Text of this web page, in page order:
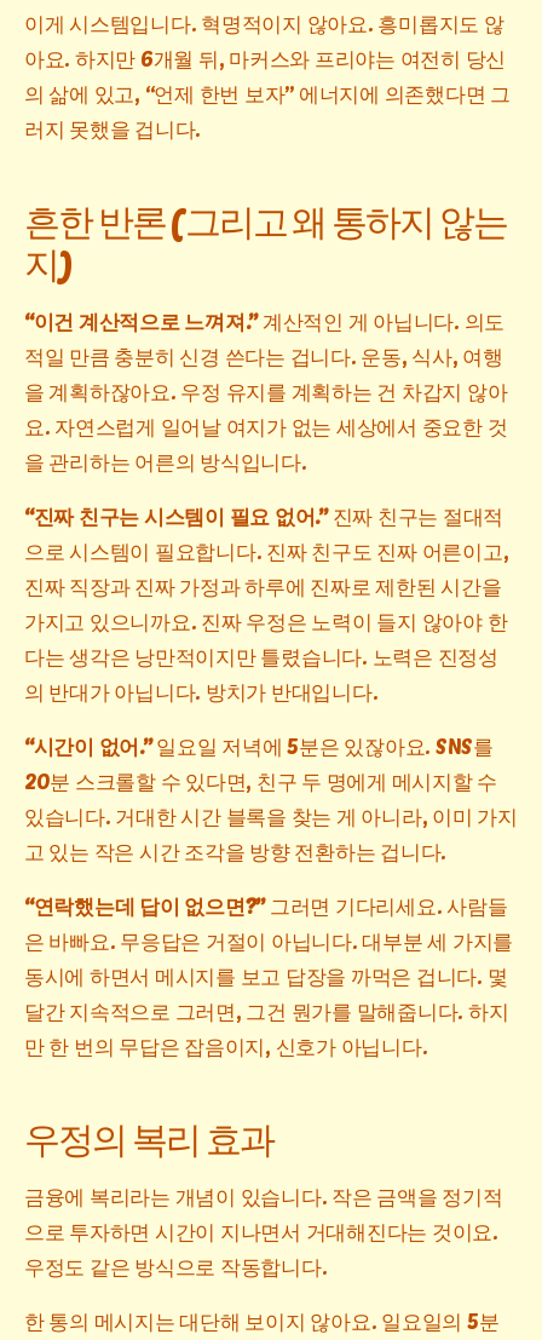
이게 시스템입니다. 혁명적이지 않아요. 흥미롭지도 않
아요. 하지만 6개월 뒤, 마커스와 프리야는 여전히 당신
의 삶에 있고, “언제 한번 보자” 에너지에 의존했다면 그
러지 못했을 겁니다.
흔한 반론 (그리고 왜 통하지 않는
지)
“이건 계산적으로 느껴져.”계산적인 게 아닙니다. 의도
적일 만큼 충분히 신경 쓴다는 겁니다. 운동, 식사, 여행
을 계획하잖아요. 우정 유지를 계획하는 건 차갑지 않아
요. 자연스럽게 일어날 여지가 없는 세상에서 중요한 것
을 관리하는 어른의 방식입니다.
“진짜 친구는 시스템이 필요 없어.”진짜 친구는 절대적
으로 시스템이 필요합니다. 진짜 친구도 진짜 어른이고,
진짜 직장과 진짜 가정과 하루에 진짜로 제한된 시간을
가지고 있으니까요. 진짜 우정은 노력이 들지 않아야 한
다는 생각은 낭만적이지만 틀렸습니다. 노력은 진정성
의 반대가 아닙니다. 방치가 반대입니다.
“시간이 없어.”일요일 저녁에 5분은 있잖아요. SNS를
20분 스크롤할 수 있다면, 친구 두 명에게 메시지할 수
있습니다. 거대한 시간 블록을 찾는 게 아니라, 이미 가지
고 있는 작은 시간 조각을 방향 전환하는 겁니다.
“연락했는데 답이 없으면?”그러면 기다리세요. 사람들
은 바빠요. 무응답은 거절이 아닙니다. 대부분 세 가지를
동시에 하면서 메시지를 보고 답장을 까먹은 겁니다. 몇
달간 지속적으로 그러면, 그건 뭔가를 말해줍니다. 하지
만 한 번의 무답은 잡음이지, 신호가 아닙니다.
우정의 복리 효과
금융에 복리라는 개념이 있습니다. 작은 금액을 정기적
으로 투자하면 시간이 지나면서 거대해진다는 것이요.
우정도 같은 방식으로 작동합니다.
한 통의 메시지는 대단해 보이지 않아요. 일요일의 5분